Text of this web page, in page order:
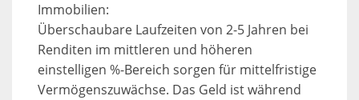
Immobilien:
Überschaubare Laufzeiten von 2-5 Jahren bei
Renditen im mittleren und höheren
einstelligen %-Bereich sorgen für mittelfristige
Vermögenszuwächse. Das Geld ist während